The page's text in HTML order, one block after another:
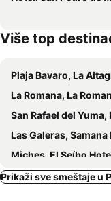
Više top
Plaja Bavaro, La
La Romana, La
San Rafael del Yuma, La
Las Galeras, Samana
Miches, El Seíbo
Puerto Plata, Puerto
Prikaži sve smeštaje u